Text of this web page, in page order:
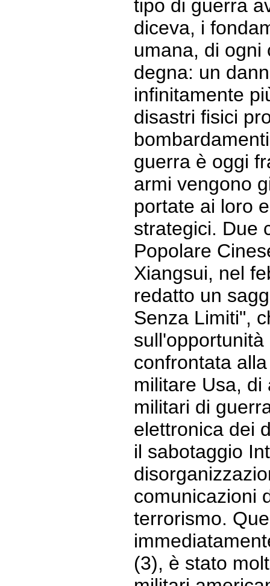
tipo di guerra
diceva, i
umana, di ogni
degna: un
infinitamente
disastri fisici
guerra è oggi
armi vengono
portate ai loro
strategici. Due
Popolare
Xiangsui, nel
redatto un
Senza Limiti",
confrontata
militare Usa,
militari di
elettronica dei
il sabotaggio
comunicazioni
terrorismo.
(3), è stato